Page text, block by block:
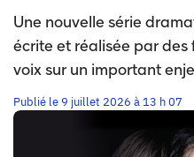
Une nouvelle série
écrite et réalisée par des
voix sur un important
Publié le 9 juillet 2026 à 13 h 07